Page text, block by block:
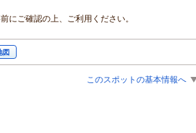
にご確認の上、ご利用ください。
図
このスポットの基本情報へ